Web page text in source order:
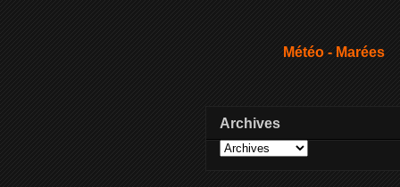
Météo - Marées
Archives